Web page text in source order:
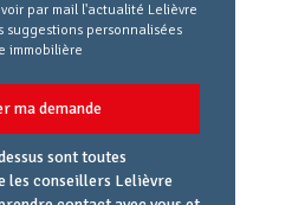
par mail l'actualité Lelièvre
suggestions personnalisées
immobilière
ma demande
sont toutes
les conseillers Lelièvre